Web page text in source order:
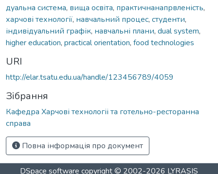
дуальна система, вища освіта, практичнанапрвленість,
харчові технології, навчальний процес, студенти,
індивідуальний графік, навчальні плани, dual system,
higher education, practical orientation, food technologies
URI
http://elar.tsatu.edu.ua/handle/123456789/4059
Зібрання
Кафедра Харчові технологіі та готельно-ресторанна
справа
Повна інформація про документ
DSpace software copyright © 2002-2026 LYRASIS